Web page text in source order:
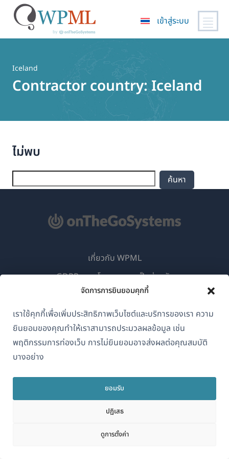
จัดการการยินยอมคุกกี้
เราใช้คุกกี้เพื่อเพิ่มประสิทธิภาพเว็บไซต์และบริการของเรา ความ
ยินยอมของคุณทำให้เราสามารถประมวลผลข้อมูล เช่น
พฤติกรรมการท่องเว็บ การไม่ยินยอมอาจส่งผลต่อคุณสมบัติ
บางอย่าง
ยอมรับ
ปฏิเสธ
ดูการตั้งค่า
เนื้อหา
เข้าสู่ระบบ
Iceland
Contractor country:Iceland
ไม่พบ
(เปิด
เกี่ยวกับ WPML
GDPR และนโยบายความเป็นส่วนตัว
เข้าร่วมทีมของเรา(เปิด
ใน
หน้าต่าง
ใหม่)
(เปิด
ใน
หน้าต่าง
(เปิด
ใน
หน้าต่าง
(เปิด
ใน
หน้าต่าง